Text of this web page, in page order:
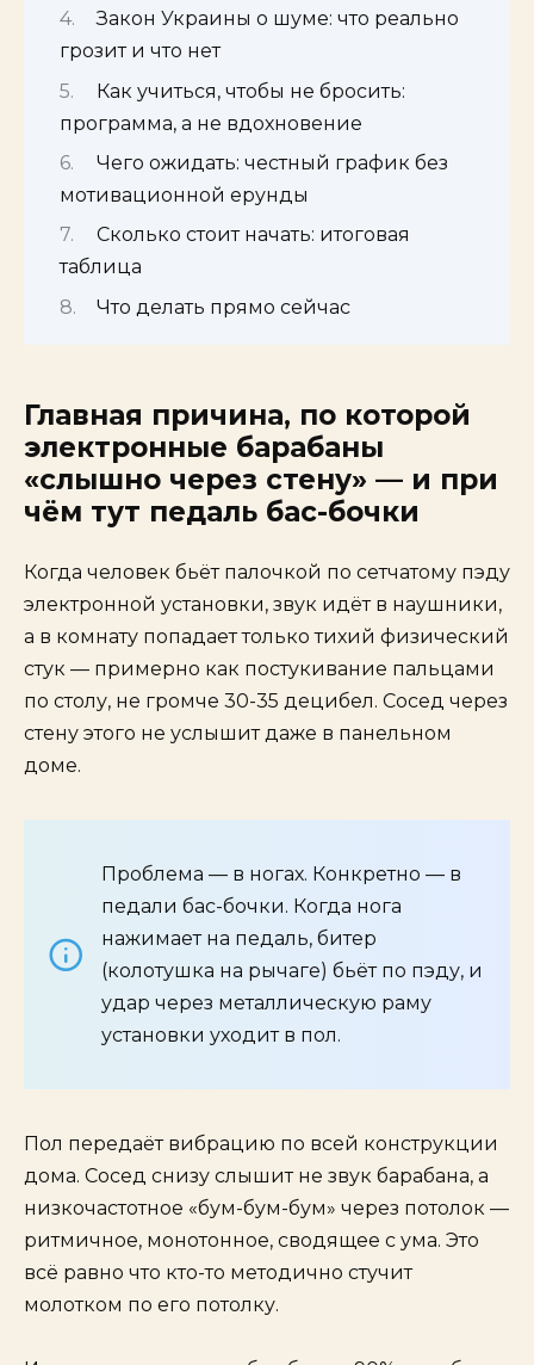
Закон Украины о шуме: что реально
грозит и что нет
Как учиться, чтобы не бросить:
программа, а не вдохновение
Чего ожидать: честный график без
мотивационной ерунды
Сколько стоит начать: итоговая
таблица
Что делать прямо сейчас
Главная причина, по которой
электронные барабаны
«слышно через стену» — и при
чём тут педаль бас-бочки
Когда человек бьёт палочкой по сетчатому пэду
электронной установки, звук идёт в наушники,
а в комнату попадает только тихий физический
стук — примерно как постукивание пальцами
по столу, не громче 30-35 децибел. Сосед через
стену этого не услышит даже в панельном
доме.
Проблема — в ногах. Конкретно — в
педали бас-бочки. Когда нога
нажимает на педаль, битер
(колотушка на рычаге) бьёт по пэду, и
удар через металлическую раму
установки уходит в пол.
Пол передаёт вибрацию по всей конструкции
дома. Сосед снизу слышит не звук барабана, а
низкочастотное «бум-бум-бум» через потолок —
ритмичное, монотонное, сводящее с ума. Это
всё равно что кто-то методично стучит
молотком по его потолку.